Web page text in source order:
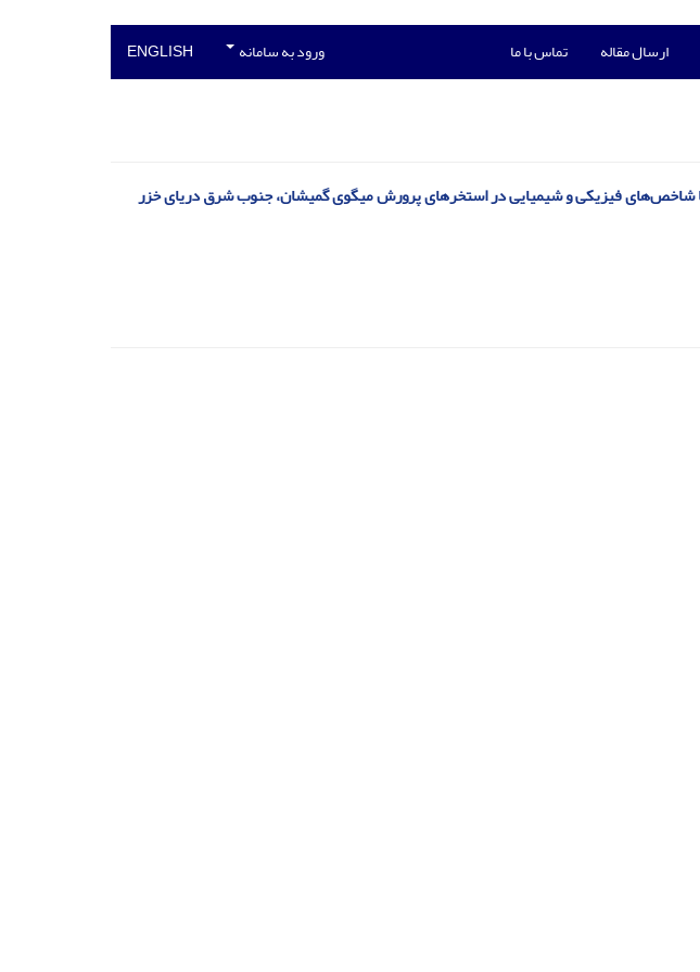
ارسال مقاله تماس با ما ورود به سامانه ENGLISH
با شاخص‌های فیزیکی و شیمیایی در استخرهای پرورش میگوی گمیشان، جنوب شرق دریای خزر